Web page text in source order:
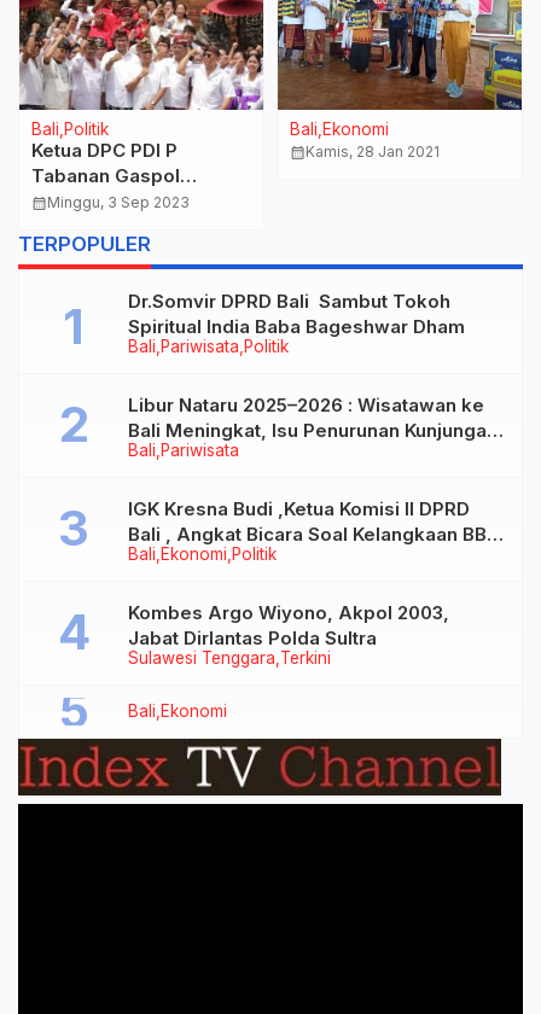
Bali Politik
Ketua DPC PDI P
Tabanan Gaspol
Kolaborasi Dengan Puri
Pranowo
calendar_monthMinggu, 3 Sep 2023
Bali Ekonomi
calendar_monthKamis, 28 Jan 2021
TERPOPULER
Bali Pariwisata Politik
Dr.Somvir DPRD Bali Sambut Tokoh
Spiritual India Baba Bageshwar Dham
Bali Pariwisata
Libur Nataru 2025–2026 : Wisatawan ke
Bali Meningkat, Isu Penurunan Kunjungan
Tidak Benar
Bali Ekonomi Politik
IGK Kresna Budi ,Ketua Komisi II DPRD
Bali , Angkat Bicara Soal Kelangkaan BBM
Bersubsidi Jenis Solar
Sulawesi Tenggara Terkini
Kombes Argo Wiyono, Akpol 2003,
Jabat Dirlantas Polda Sultra
Bali Ekonomi